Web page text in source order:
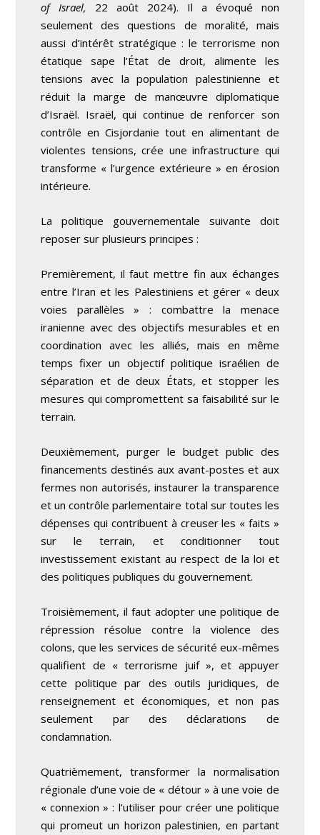
of Israel,
22 août 2024). Il a évoqué non
seulement des questions de moralité, mais
aussi d’intérêt stratégique : le terrorisme non
étatique sape l’État de droit, alimente les
tensions avec la population palestinienne et
réduit la marge de manœuvre diplomatique
d’Israël. Israël, qui continue de renforcer son
contrôle en Cisjordanie tout en alimentant de
violentes tensions, crée une infrastructure qui
transforme « l’urgence extérieure » en érosion
intérieure.
La politique gouvernementale suivante doit
reposer sur plusieurs principes :
Premièrement, il faut mettre fin aux échanges
entre l’Iran et les Palestiniens et gérer « deux
voies parallèles » : combattre la menace
iranienne avec des objectifs mesurables et en
coordination avec les alliés, mais en même
temps fixer un objectif politique israélien de
séparation et de deux États, et stopper les
mesures qui compromettent sa faisabilité sur le
terrain.
Deuxièmement, purger le budget public des
financements destinés aux avant-postes et aux
fermes non autorisés, instaurer la transparence
et un contrôle parlementaire total sur toutes les
dépenses qui contribuent à creuser les « faits »
sur le terrain, et conditionner tout
investissement existant au respect de la loi et
des politiques publiques du gouvernement.
Troisièmement, il faut adopter une politique de
répression résolue contre la violence des
colons, que les services de sécurité eux-mêmes
qualifient de « terrorisme juif », et appuyer
cette politique par des outils juridiques, de
renseignement et économiques, et non pas
seulement par des déclarations de
condamnation.
Quatrièmement, transformer la normalisation
régionale d’une voie de « détour » à une voie de
« connexion » : l’utiliser pour créer une politique
qui promeut un horizon palestinien, en partant